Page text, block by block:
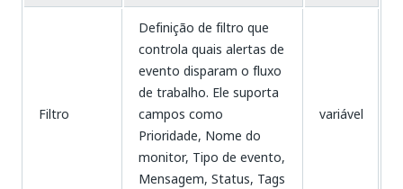
Filtro
Definição de filtro que
controla quais alertas de
evento disparam o fluxo
de trabalho. Ele suporta
campos como
Prioridade, Nome do
monitor, Tipo de evento,
Mensagem, Status, Tags
variável